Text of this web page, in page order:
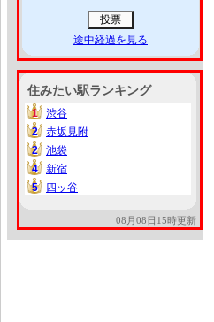
途中経過を見る
住みたい駅ランキング
1
1
渋谷
2
2
赤坂見附
2
2
池袋
4
4
新宿
5
5 四ッ谷
08月08日15時更新